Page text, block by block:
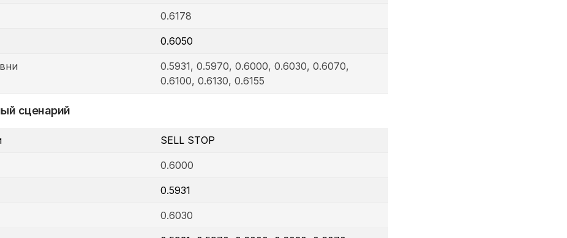
0.6178
0.6050
0.5931, 0.5970, 0.6000, 0.6030, 0.6070,
0.6100, 0.6130, 0.6155
сценарий
SELL STOP
0.6000
0.5931
0.6030